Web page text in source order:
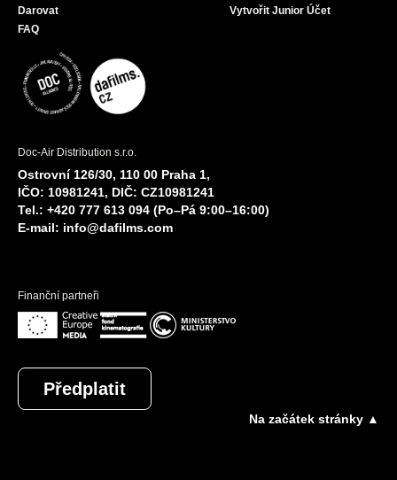
Darovat
FAQ
Vytvořit Junior Účet
Doc-Air Distribution s.r.o.
Ostrovní 126/30, 110 00 Praha 1,
IČO: 10981241, DIČ: CZ10981241
Tel.: +420 777 613 094 (Po–Pá 9:00–16:00)
E-mail: info@dafilms.com
Finanční partneři
Předplatit
Na začátek stránky ▲